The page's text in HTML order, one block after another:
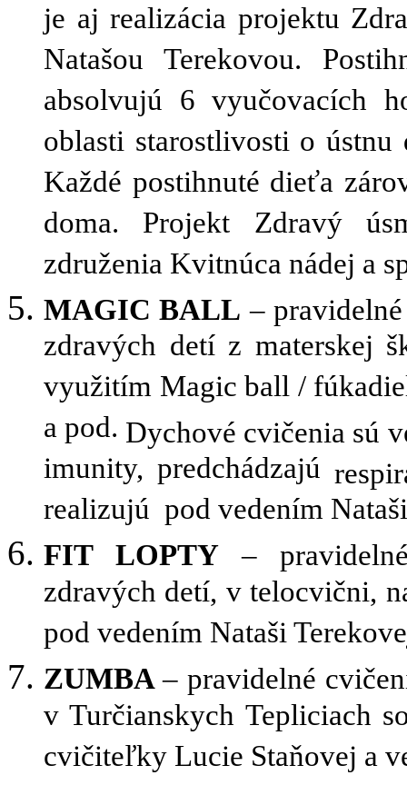
je aj realizácia projektu
Natašou Terekovou.
absolvujú 6 vyučovacích
oblasti starostlivosti o
Každé postihnuté dieťa
doma. Projekt Zdravý
združenia Kvitnúca nádej a
MAGIC BALL –
zdravých detí z materskej
využitím Magic ball /
a pod. Dychové cvičenia sú
imunity, predchádzajú
realizujú pod vedením
FIT LOPTY –
zdravých detí, v telocvični,
pod vedením Nataši
ZUMBA– pravidelné
v Turčianskych Tepliciach
cvičiteľky Lucie Staňovej a